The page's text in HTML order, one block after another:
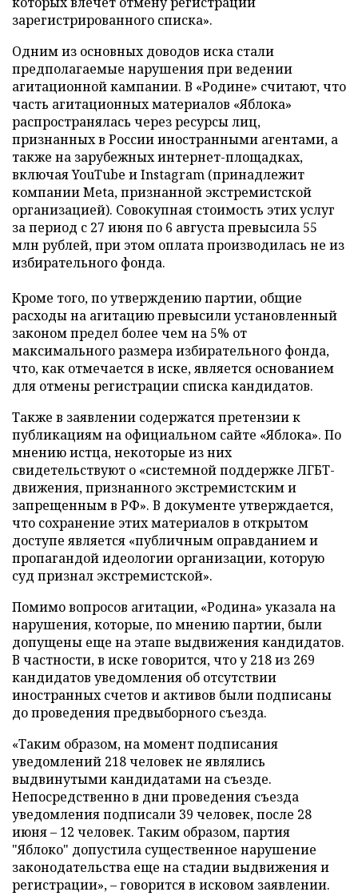
зарегистрированного списка».
Одним из основных доводов иска стали
предполагаемые нарушения при ведении
агитационной кампании. В «Родине» считают, что
часть агитационных материалов «Яблока»
распространялась через ресурсы лиц,
признанных в России иностранными агентами, а
также на зарубежных интернет-площадках,
включая YouTube и Instagram (принадлежит
компании Meta, признанной экстремистской
организацией). Совокупная стоимость этих услуг
за период с 27 июня по 6 августа превысила 55
млн рублей, при этом оплата производилась не из
избирательного фонда.
Кроме того, по утверждению партии, общие
расходы на агитацию превысили установленный
законом предел более чем на 5% от
максимального размера избирательного фонда,
что, как отмечается в иске, является основанием
для отмены регистрации списка кандидатов.
Также в заявлении содержатся претензии к
публикациям на официальном сайте «Яблока». По
мнению истца, некоторые из них
свидетельствуют о «системной поддержке ЛГБТ-
движения, признанного экстремистским и
запрещенным в РФ». В документе утверждается,
что сохранение этих материалов в открытом
доступе является «публичным оправданием и
пропагандой идеологии организации, которую
суд признал экстремистской».
Помимо вопросов агитации, «Родина» указала на
нарушения, которые, по мнению партии, были
допущены еще на этапе выдвижения кандидатов.
В частности, в иске говорится, что у 218 из 269
кандидатов уведомления об отсутствии
иностранных счетов и активов были подписаны
до проведения предвыборного съезда.
«Таким образом, на момент подписания
уведомлений 218 человек не являлись
выдвинутыми кандидатами на съезде.
Непосредственно в дни проведения съезда
уведомления подписали 39 человек, после 28
июня – 12 человек. Таким образом, партия
"Яблоко" допустила существенное нарушение
законодательства еще на стадии выдвижения и
регистрации», – говорится в исковом заявлении.